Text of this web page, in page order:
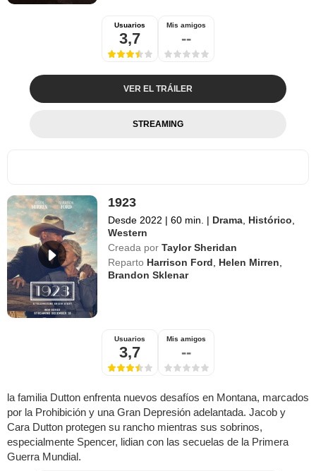
Usuarios
3,7
Mis amigos
--
VER EL TRÁILER
STREAMING
1923
Desde 2022 | 60 min. | Drama, Histórico,
Western
Creada por Taylor Sheridan
Reparto Harrison Ford, Helen Mirren,
Brandon Sklenar
Usuarios
3,7
Mis amigos
--
la familia Dutton enfrenta nuevos desafíos en Montana, marcados
por la Prohibición y una Gran Depresión adelantada. Jacob y
Cara Dutton protegen su rancho mientras sus sobrinos,
especialmente Spencer, lidian con las secuelas de la Primera
Guerra Mundial.